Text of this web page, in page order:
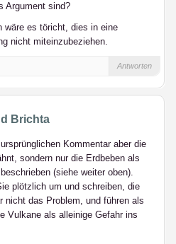
Argument sind?
wäre es töricht, dies in eine
nicht miteinzubeziehen.
Antworten
Brichta
Kommentar aber die
sondern nur die Erdbeben als
(siehe weiter oben).
plötzlich um und schreiben, die
nicht das Problem, und führen als
Vulkane als alleinige Gefahr ins